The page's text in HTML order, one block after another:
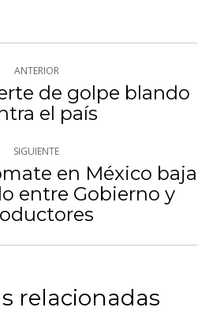
ANTERIOR
Publicación
anterior:
de golpe blando
el país
SIGUIENTE
Publicación
siguiente:
en México baja
entre Gobierno y
relacionadas